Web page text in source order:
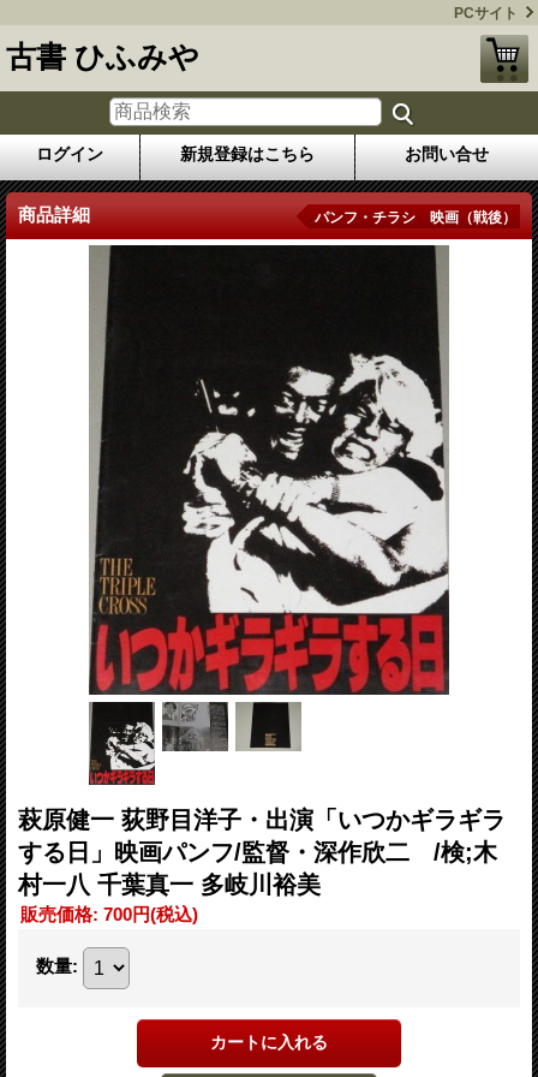
PCサイト
古書 ひふみや
ログイン 新規登録はこちら お問い合せ
商品詳細 パンフ・チラシ 映画（戦後）
萩原健一 荻野目洋子・出演「いつかギラギラ
する日」映画パンフ/監督・深作欣二 /検;木
村一八 千葉真一 多岐川裕美
販売価格: 700円(税込)
数量: